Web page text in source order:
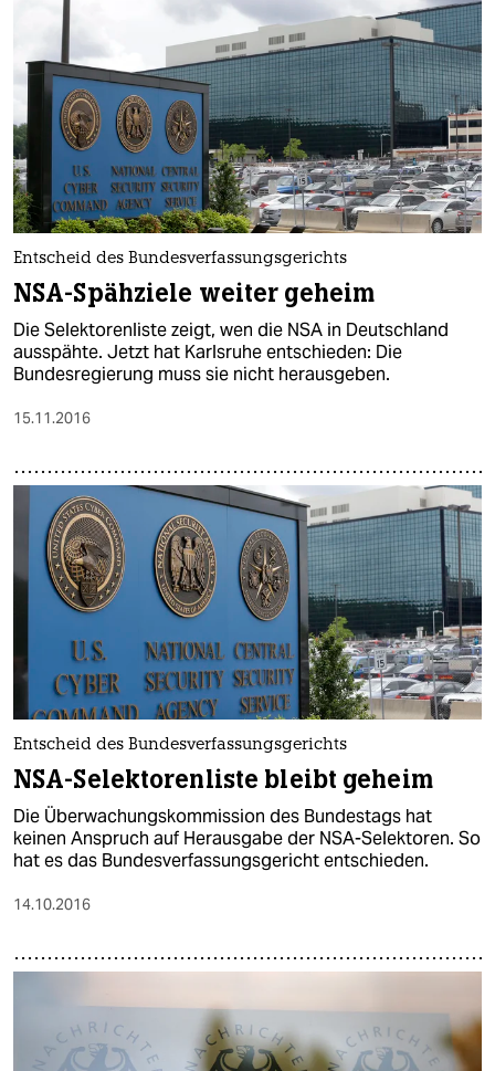
Entscheid des Bundesverfassungsgerichts
NSA-Spähziele weiter geheim
Die Selektorenliste zeigt, wen die NSA in Deutschland
ausspähte. Jetzt hat Karlsruhe entschieden: Die
Bundesregierung muss sie nicht herausgeben.
15.11.2016
Entscheid des Bundesverfassungsgerichts
NSA-Selektorenliste bleibt geheim
Die Überwachungskommission des Bundestags hat
keinen Anspruch auf Herausgabe der NSA-Selektoren. So
hat es das Bundesverfassungsgericht entschieden.
14.10.2016